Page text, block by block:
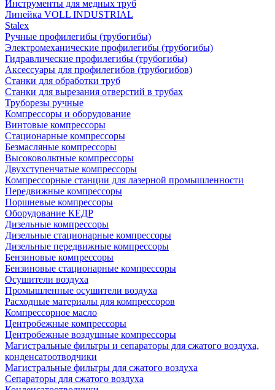
Инструменты для медных труб
Линейка VOLL INDUSTRIAL
Stalex
Ручные профилегибы (трубогибы)
Электромеханические профилегибы (трубогибы)
Гидравлические профилегибы (трубогибы)
Аксессуары для профилегибов (трубогибов)
Станки для обработки труб
Станки для вырезания отверстий в трубах
Труборезы ручные
Компрессоры и оборудование
Винтовые компрессоры
Стационарные компрессоры
Безмасляные компрессоры
Высоковольтные компрессоры
Двухступенчатые компрессоры
Компрессорные станции для лазерной промышленности
Передвижные компрессоры
Поршневые компрессоры
Оборудование КЕДР
Дизельные компрессоры
Дизельные стационарные компрессоры
Дизельные передвижные компрессоры
Бензиновые компрессоры
Бензиновые стационарные компрессоры
Осушители воздуха
Промышленные осушители воздуха
Расходные материалы для компрессоров
Компрессорное масло
Центробежные компрессоры
Центробежные воздушные компрессоры
Магистральные фильтры и сепараторы для сжатого воздуха,
конденсатоотводчики
Магистральные фильтры для сжатого воздуха
Сепараторы для сжатого воздуха